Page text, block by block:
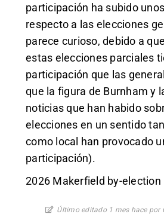
participación ha subido
respecto a las elecciones
parece curioso, debido a
estas elecciones parciales
participación que las
que la figura de Burnham y
noticias que han habido
elecciones en un sentido
como local han provocado
participación).
2026 Makerfield by-election
Último editado 1 mes hace por